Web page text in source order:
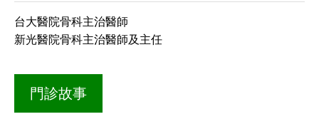
台大醫院骨科主治醫師
新光醫院骨科主治醫師及主任
門診故事